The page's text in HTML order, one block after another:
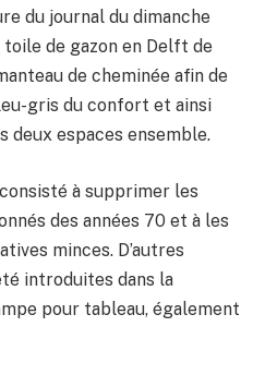
du journal du dimanche
toile de gazon en Delft de
de cheminée afin de
gris du confort et ainsi
espaces ensemble.
à supprimer les
des années 70 et à les
minces. D’autres
introduites dans la
pour tableau, également